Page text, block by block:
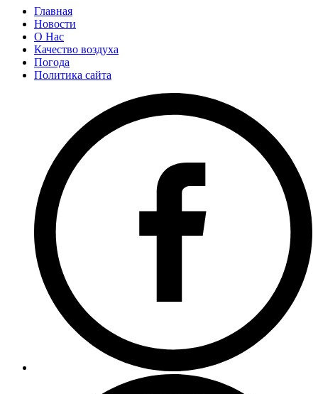
Главная
Новости
О Нас
Качество воздуха
Погода
Политика сайта